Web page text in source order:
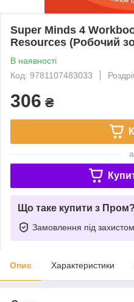
Super Minds 4
Resources (Робочий
В наявності
Код: 9781107483033
306 ₴
Що таке купити з Пром?
Замовлення під захистом
Опис Характеристики